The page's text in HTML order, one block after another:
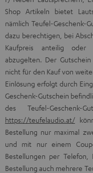
Shop Artikeln bietet
nämlich Teufel-Geschenk-
dazu berechtigen, bei
Kaufpreis anteilig oder
abzugelten. Der
nicht für den Kauf von
Einlösung erfolgt durch
Geschenk-Gutschein
des Teufel-Geschenk-
https://teufelaudio.at/
Bestellung nur maximal
und mit nur einem
Bestellungen per
Bestellung auch mehrere